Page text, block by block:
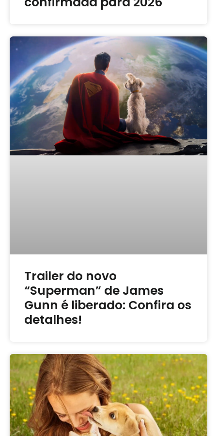
Trailer do novo
“Superman” de James
Gunn é liberado: Confira os
detalhes!